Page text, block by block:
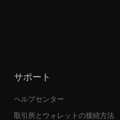
サポート
ヘルプセンター
取引所とウォレットの接続方法